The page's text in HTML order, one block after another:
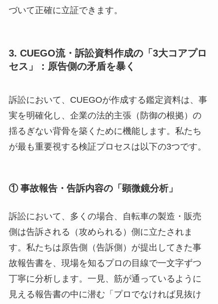
づいて正確に立証できます。
3. CUEGO流・訴訟資料作成の「3大コアプロ
セス」：原告側の矛盾を暴く
訴訟において、CUEGOが作成する鑑定資料は、事
実を明確化し、企業の法的主張（防御の根拠）の
揺るぎない背骨を築くために機能します。私たち
が最も重要視する検証プロセスは以下の3つです。
① 事故報告・告訴内容の「顕微鏡分析」
訴訟において、多くの場合、自転車の製造・販売
側は告訴される（攻められる）側に立たされま
す。私たちは原告側（告訴側）が提出してきた事
故報告書を、現場を知るプロの目線で一文字ずつ
丁寧に分析します。一見、筋が通っているように
見える報告書の中に潜む「プロでなければ見抜け